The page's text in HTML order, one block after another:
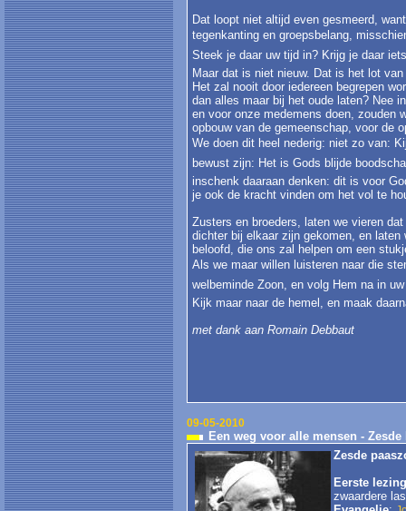
Dat loopt niet altijd even gesmeerd,
tegenkanting en groepsbelang,
Steek je daar uw tijd in? Krijg je daar iets
Maar dat is niet nieuw. Dat is het lot
Het zal nooit door iedereen begrepen
dan alles maar bij het oude laten? Nee
en voor onze medemens doen, zouden
opbouw van de gemeenschap, voor de
We doen dit heel nederig: niet zo van:
bewust zijn: Het is Gods blijde
inschenk daaraan denken: dit is voor
je ook de kracht vinden om het vol te
Zusters en broeders, laten we vieren
dichter bij elkaar zijn gekomen, en
beloofd, die ons zal helpen om een
Als we maar willen luisteren naar die
welbeminde Zoon, en volg Hem na in uw
Kijk maar naar de hemel, en maak
met dank aan Romain Debbaut
09-05-2010
Een weg voor alle mensen - Zesde
Zesde
Eerste lezing
zwaardere